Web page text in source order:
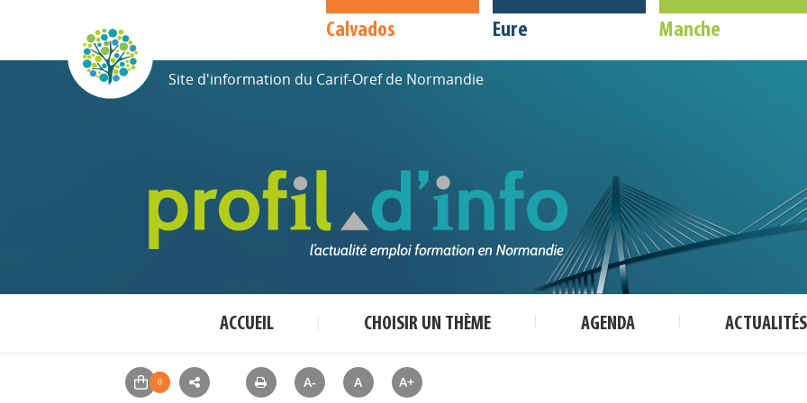
Calvados Eure Manche
Site d'information du Carif-Oref de Normandie
ACCUEIL CHOISIR UN THÈME AGENDA ACTUALITÉS
A- A A+